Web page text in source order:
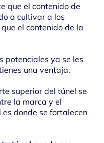
que el contenido de
a cultivar a los
el contenido de la
potenciales ya se les
una ventaja.
superior del túnel se
la marca y el
donde se fortalecen